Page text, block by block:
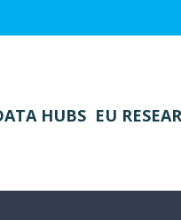
HUBS EU